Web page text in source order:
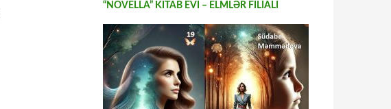
“NOVELLA” KİTAB EVİ – ELMLƏR FİLİALI